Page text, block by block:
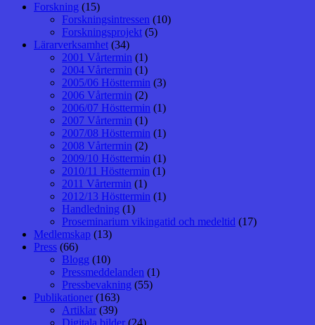
Forskning (15)
Forskningsintressen (10)
Forskningsprojekt (5)
Lärarverksamhet (34)
2001 Vårtermin (1)
2004 Vårtermin (1)
2005/06 Hösttermin (3)
2006 Vårtermin (2)
2006/07 Hösttermin (1)
2007 Vårtermin (1)
2007/08 Hösttermin (1)
2008 Vårtermin (2)
2009/10 Hösttermin (1)
2010/11 Hösttermin (1)
2011 Vårtermin (1)
2012/13 Hösttermin (1)
Handledning (1)
Proseminarium vikingatid och medeltid (17)
Medlemskap (13)
Press (66)
Blogg (10)
Pressmeddelanden (1)
Pressbevakning (55)
Publikationer (163)
Artiklar (39)
Digitala bilder (24)